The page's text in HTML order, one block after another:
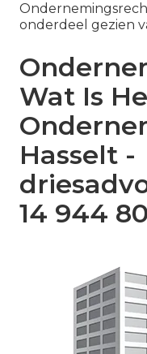
onderdeel gezien
Wat Is
Hasselt -
14 944